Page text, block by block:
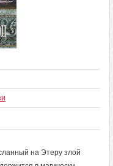
на Этеру злой